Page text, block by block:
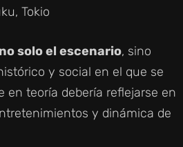
Tokio
solo el escenario, sino
y social en el que se
en teoría debería reflejarse en
y dinámica de